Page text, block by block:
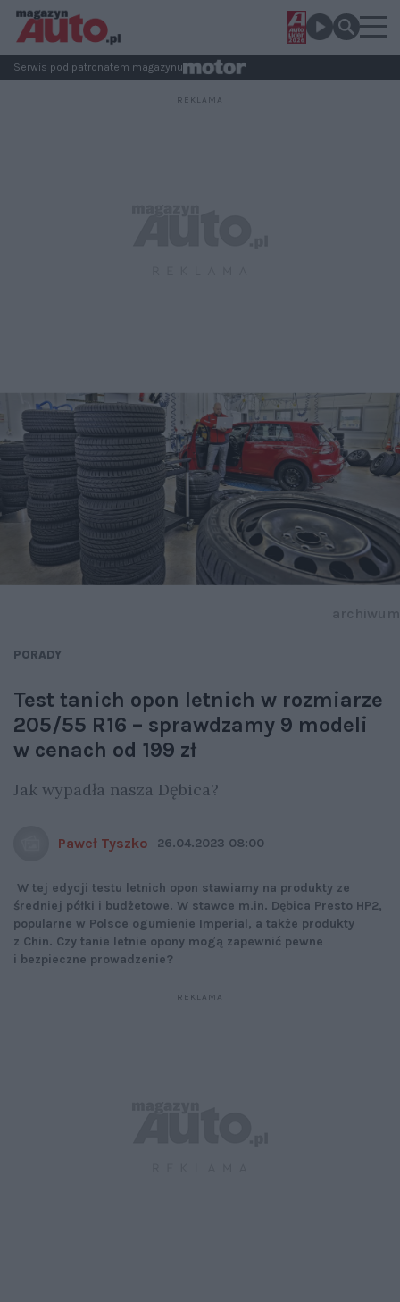
Serwis pod patronatem magazynu
PORADY
Test tanich opon letnich w rozmiarze
205/55 R16 – sprawdzamy 9 modeli
w cenach od 199 zł
Jak wypadła nasza Dębica?
Paweł Tyszko 26.04.2023 08:00
W tej edycji testu letnich opon stawiamy na produkty ze
średniej półki i budżetowe. W stawce m.in. Dębica Presto HP2,
popularne w Polsce ogumienie Imperial, a także produkty
z Chin. Czy tanie letnie opony mogą zapewnić pewne
i bezpieczne prowadzenie?